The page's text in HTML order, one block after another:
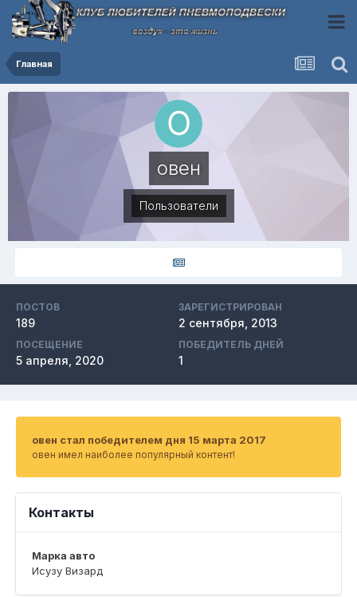
Главная
овен
Пользователи
ПОСТОВ
189
ЗАРЕГИСТРИРОВАН
2 сентября, 2013
ПОСЕЩЕНИЕ
5 апреля, 2020
ПОБЕДИТЕЛЬ ДНЕЙ
1
овен стал победителем дня 15 марта 2017
овен имел наиболее популярный контент!
Контакты
Марка авто
Исузу Визард